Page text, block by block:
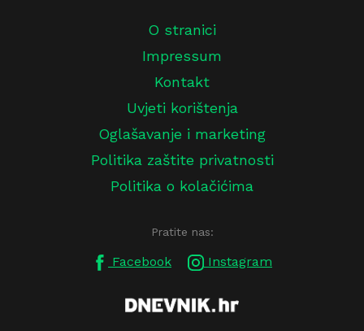
O stranici
Impressum
Kontakt
Uvjeti korištenja
Oglašavanje i marketing
Politika zaštite privatnosti
Politika o kolačićima
Pratite nas:
Facebook Instagram